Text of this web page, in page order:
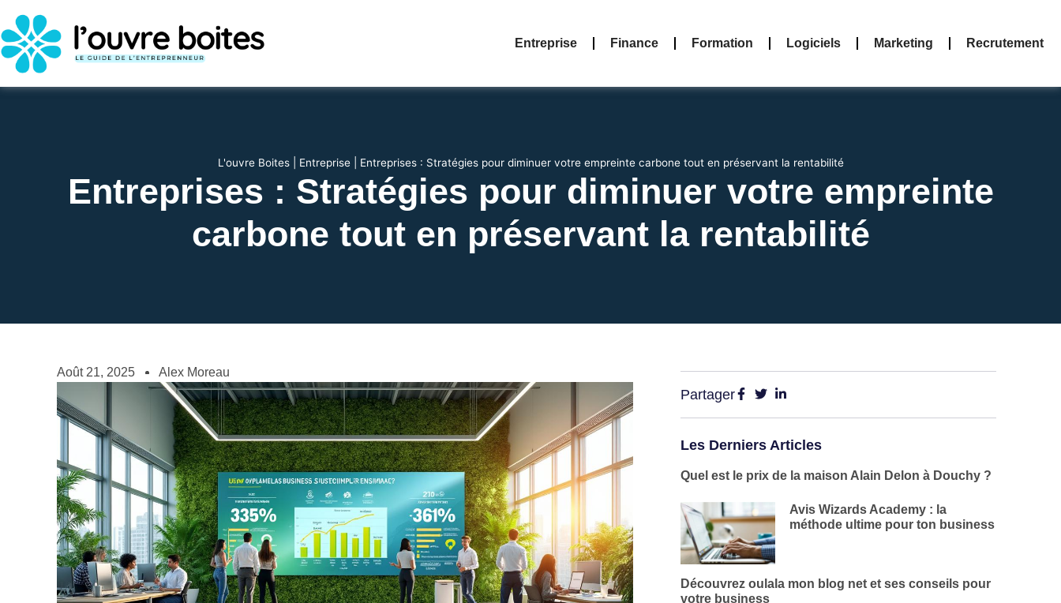
Entreprise Finance Formation Logiciels Marketing Recrutement
L'ouvre Boites| Entreprise| Entreprises : Stratégies pour diminuer votre empreinte carbone tout en préservant la rentabilité
Entreprises : Stratégies pour diminuer votre empreinte
carbone tout en préservant la rentabilité
Août 21, 2025 Alex Moreau
Partager
Les Derniers Articles
Quel est le prix de la maison Alain Delon à Douchy ?
Avis Wizards Academy : la
méthode ultime pour ton business
Découvrez oulala mon blog net et ses conseils pour
votre business